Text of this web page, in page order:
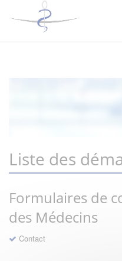
Liste des
Formulaires de
des Médecins
Contact